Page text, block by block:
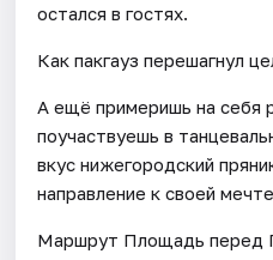
остался в гостях.
Как пакгауз перешагнул
А ещё примеришь на себя
поучаствуешь в
вкус нижегородский
направление к своей
Маршрут Площадь перед